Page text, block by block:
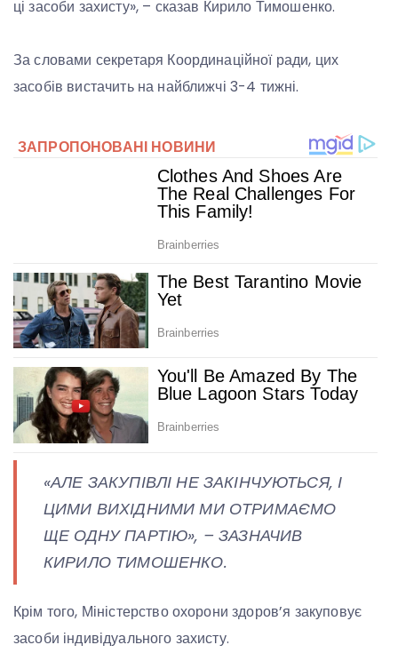
ці засоби захисту», – сказав Кирило Тимошенко.
За словами секретаря Координаційної ради, цих
засобів вистачить на найближчі 3-4 тижні.
«АЛЕ ЗАКУПІВЛІ НЕ ЗАКІНЧУЮТЬСЯ, І
ЦИМИ ВИХІДНИМИ МИ ОТРИМАЄМО
ЩЕ ОДНУ ПАРТІЮ», – ЗАЗНАЧИВ
КИРИЛО ТИМОШЕНКО.
Крім того, Міністерство охорони здоров’я закуповує
засоби індивідуального захисту.